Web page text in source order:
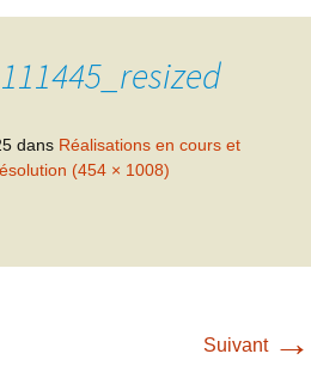
dans Réalisations en cours et
(454 × 1008)
Suivant →